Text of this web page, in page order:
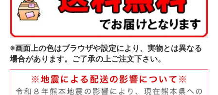
※画面上の色はブラウザや設定により、実物とは異なる
場合があります。ご了承の上ご注文下さい。